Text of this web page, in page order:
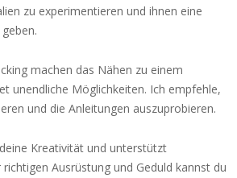
zu experimentieren und ihnen eine
machen das Nähen zu einem
unendliche Möglichkeiten. Ich empfehle,
und die Anleitungen auszuprobieren.
Kreativität und unterstützt
Ausrüstung und Geduld kannst du